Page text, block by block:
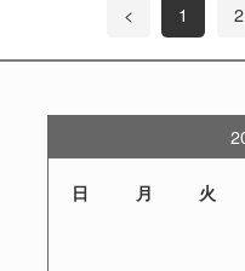
< 1 2
日 月 火